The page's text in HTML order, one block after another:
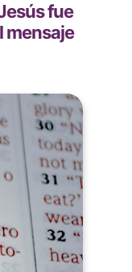
fue
mensaje